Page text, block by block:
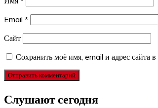
Email *
Сайт
Сохранить моё имя, email и адрес сайта
Слушают сегодня